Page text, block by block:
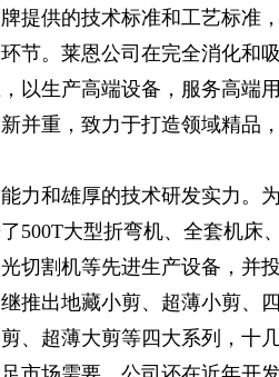
提供的技术标准和工艺标准
节。莱恩公司在完全消化和
以生产高端设备，服务高端
并重，致力于打造领域精品
力和雄厚的技术研发实力。
500T大型折弯机、全套机床
切割机等先进生产设备，并
推出地藏小剪、超薄小剪、
、超薄大剪等四大系列，十